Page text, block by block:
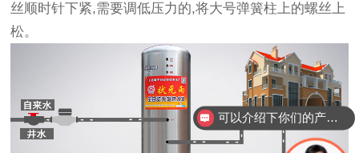
丝顺时针下紧,需要调低压力的,将大号弹簧柱上的螺丝上
松。
可以介绍下你们的产品么？